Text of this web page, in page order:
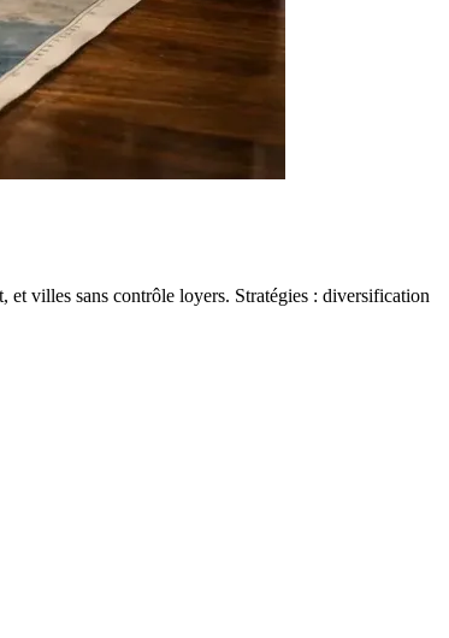
villes sans contrôle loyers. Stratégies : diversification